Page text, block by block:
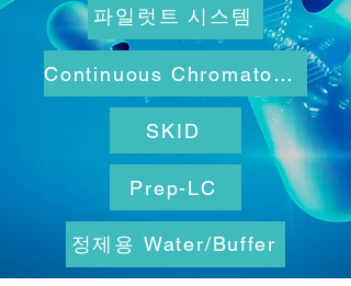
파일럿트 시스템
Continuous Chromatography
SKID
Prep-LC
정제용 Water/Buffer